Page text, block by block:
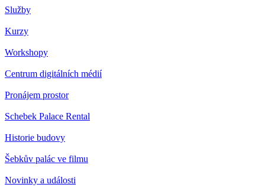
Služby
Kurzy
Workshopy
Centrum digitálních médií
Pronájem prostor
Schebek Palace Rental
Historie budovy
Šebkův palác ve filmu
Novinky a události